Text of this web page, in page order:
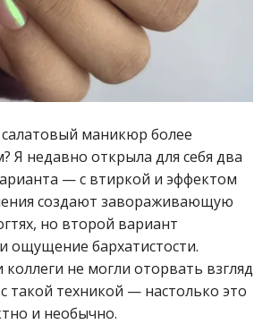
салатовый маникюр более
Я недавно открыла для себя два
— с втиркой и эффектом
создают завораживающую
но второй вариант
ощущение бархатистости.
не могли оторвать взгляд
такой техникой — настолько это
и необычно.